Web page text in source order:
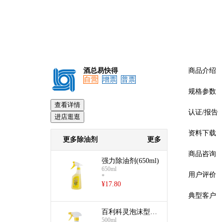
预览
酒总易快得
自营
增票 普票
查看详情
进店逛逛
更多除油剂 更多
强力除油剂(650ml)
650ml
*
¥17.80
百利科灵泡沫型强
500ml
商品介绍
规格参数
认证/报告
资料下载
商品咨询
用户评价
典型客户